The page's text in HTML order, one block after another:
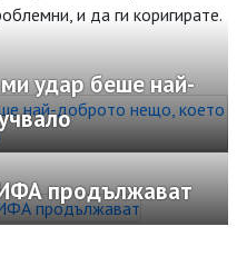
и да ги коригирате.
удар беше най-
продължават